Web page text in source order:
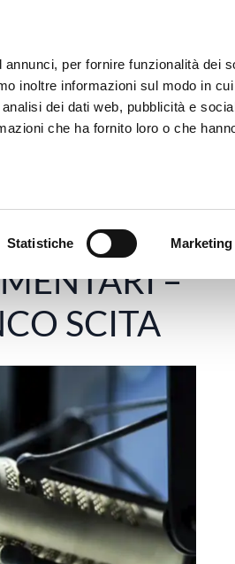
per fornire funzionalità dei
inoltre informazioni sul modo in
dei dati web, pubblicità e
che ha fornito loro o che
Statistiche Marketing
Poliambulatorio rTMS
I DISTURBI ALIMENTARI –
–
SCITA